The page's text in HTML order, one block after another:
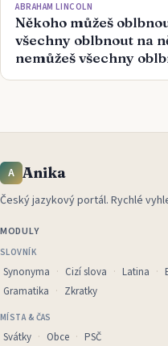
ABRAHAM LINCOLN
Někoho můžeš
všechny oblbnout na
nemůžeš všechny
A Anika
Český jazykový portál. Rychlé
MODULY
SLOVNÍK
Synonyma Cizí slova Latina
Gramatika
Zkratky
MÍSTA & ČAS
Svátky Obce PSČ